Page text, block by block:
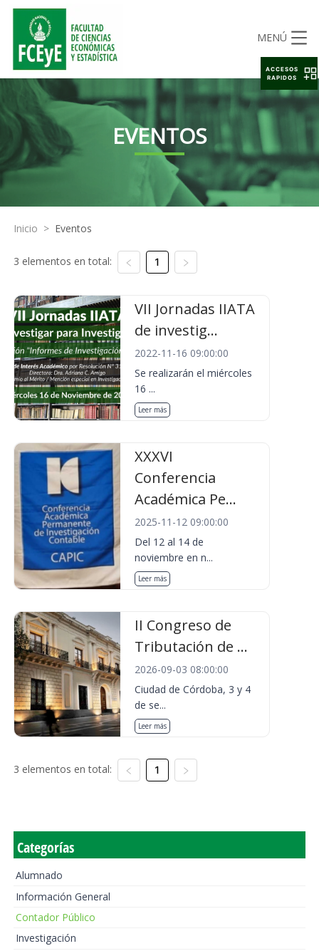
MENÚ
EVENTOS
Inicio > Eventos
3 elementos en total: 1
VII Jornadas IIATA
de investig...
2022-11-16 09:00:00
Se realizarán el miércoles
16 ...
Leer más
XXXVI
Conferencia
Académica Pe...
2025-11-12 09:00:00
Del 12 al 14 de
noviembre en n...
Leer más
II Congreso de
Tributación de ...
2026-09-03 08:00:00
Ciudad de Córdoba, 3 y 4
de se...
Leer más
3 elementos en total: 1
Categorías
Alumnado
Información General
Contador Público
Investigación
ACCESOS
RAPIDOS